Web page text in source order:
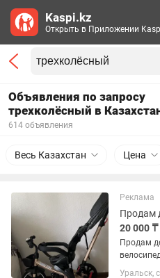
Объявления по запросу
трехколёсный в
614 объявления
Весь Казахстан Цена
Реклама
Продам
20 000 ₸
Продам
Уральск,
Kaspi.kz
Открыть в Приложении